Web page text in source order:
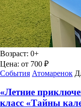
Возраст: 0+
Цена: от 700 ₽
События Атомаренок
«Летние
класс «Тайны